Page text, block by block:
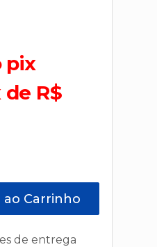
pix
de R$
ao Carrinho
de entrega